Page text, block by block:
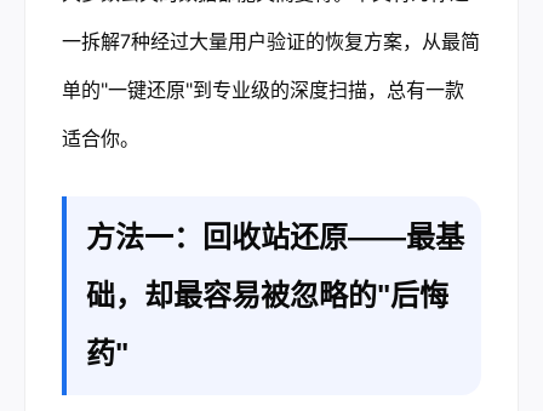
一拆解7种经过大量用户验证的恢复方案，从最简
单的"一键还原"到专业级的深度扫描，总有一款
适合你。
方法一：回收站还原——最基
础，却最容易被忽略的"后悔
药"